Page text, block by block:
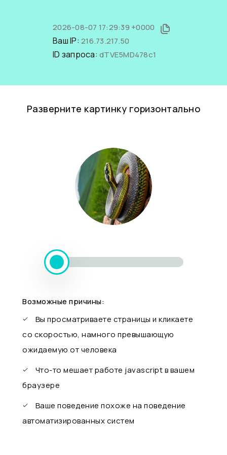
2026-08-07 17:29:39 +0000
Ваш IP: 216.73.217.50
ID запроса: dTVE5MD478c1
Разверните картинку горизонтально
Возможные причины:
Вы просматриваете страницы и кликаете
со скоростью, намного превышающую
ожидаемую от человека
Что-то мешает работе javascript в вашем
браузере
Ваше поведение похоже на поведение
автоматизированных систем